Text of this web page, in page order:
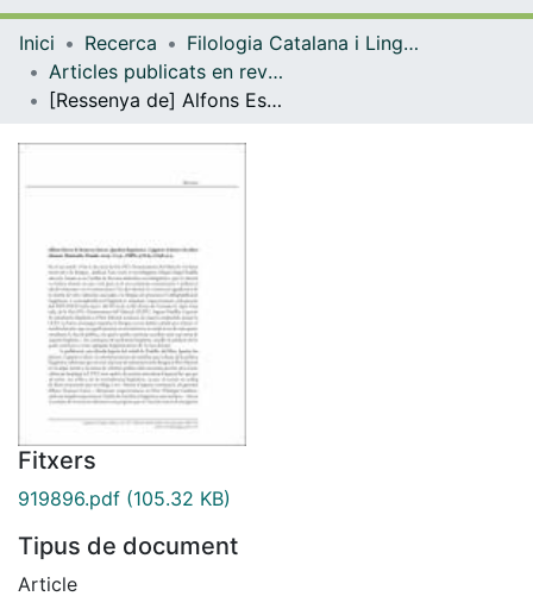
Navega per tot el DD
Com publicar
Inici Recerca
Filologia Catalana i Lingüística General
Articles publicats en revistes (Filologia Catalana i Lingüística General)
[Ressenya de] Alfons Esteve & Francesc Esteve, Igualtat lingüística. Capgirar el desús i la subordinació, Benicarló, Onada, 2019, 172 p., ISBN: 978-84-17638-31-3.
Fitxers
919896.pdf (105.32 KB)
Tipus de document
Article